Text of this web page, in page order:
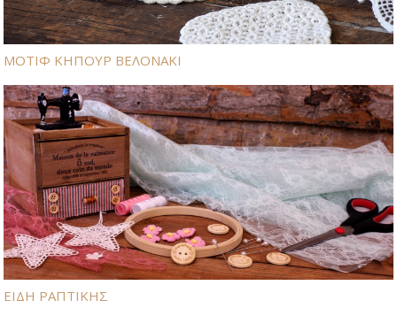
ΜΟΤΙΦ ΚΗΠΟΥΡ ΒΕΛΟΝΑΚΙ
ΕΙΔΗ ΡΑΠΤΙΚΗΣ